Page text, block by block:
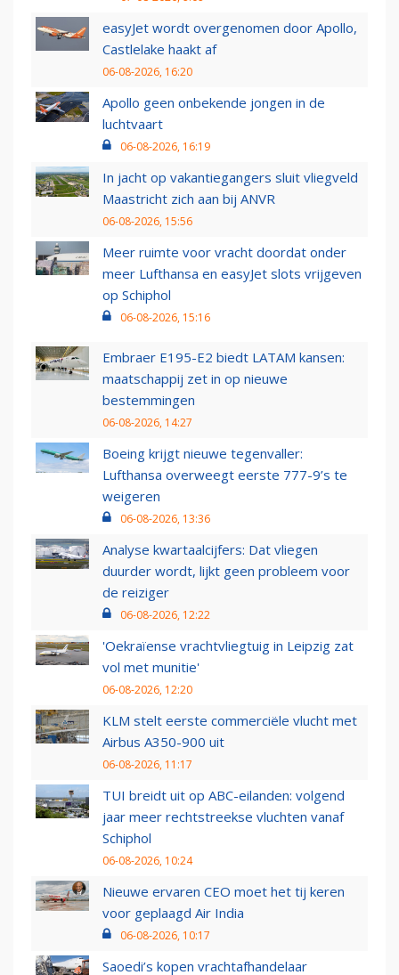
easyJet wordt overgenomen door Apollo,
Castlelake haakt af
06-08-2026, 16:20
Apollo geen onbekende jongen in de
luchtvaart
06-08-2026, 16:19
In jacht op vakantiegangers sluit vliegveld
Maastricht zich aan bij ANVR
06-08-2026, 15:56
Meer ruimte voor vracht doordat onder
meer Lufthansa en easyJet slots vrijgeven
op Schiphol
06-08-2026, 15:16
Embraer E195-E2 biedt LATAM kansen:
maatschappij zet in op nieuwe
bestemmingen
06-08-2026, 14:27
Boeing krijgt nieuwe tegenvaller:
Lufthansa overweegt eerste 777-9’s te
weigeren
06-08-2026, 13:36
Analyse kwartaalcijfers: Dat vliegen
duurder wordt, lijkt geen probleem voor
de reiziger
06-08-2026, 12:22
'Oekraïense vrachtvliegtuig in Leipzig zat
vol met munitie'
06-08-2026, 12:20
KLM stelt eerste commerciële vlucht met
Airbus A350-900 uit
06-08-2026, 11:17
TUI breidt uit op ABC-eilanden: volgend
jaar meer rechtstreekse vluchten vanaf
Schiphol
06-08-2026, 10:24
Nieuwe ervaren CEO moet het tij keren
voor geplaagd Air India
06-08-2026, 10:17
Saoedi’s kopen vrachtafhandelaar